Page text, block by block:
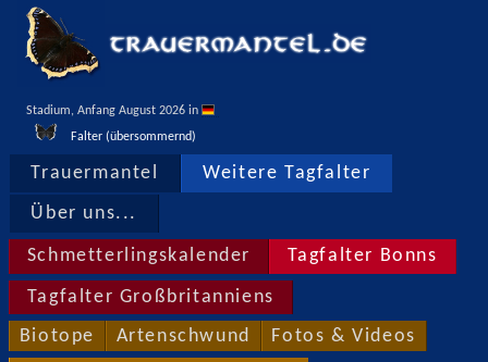
Stadium, Anfang August 2026 in
Falter (übersommernd)
Trauermantel Weitere Tagfalter
Über uns...
Schmetterlingskalender Tagfalter Bonns
Tagfalter Großbritanniens
Biotope Artenschwund Fotos & Videos